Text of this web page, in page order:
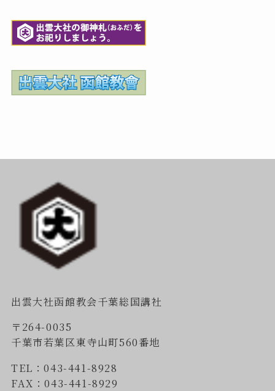
出雲大社函館教会千葉総国講社
〒264-0035
千葉市若葉区東寺山町560番地
TEL：043-441-8928
FAX：043-441-8929